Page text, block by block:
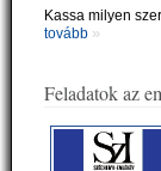
Kassa milyen
tovább »
Feladatok az